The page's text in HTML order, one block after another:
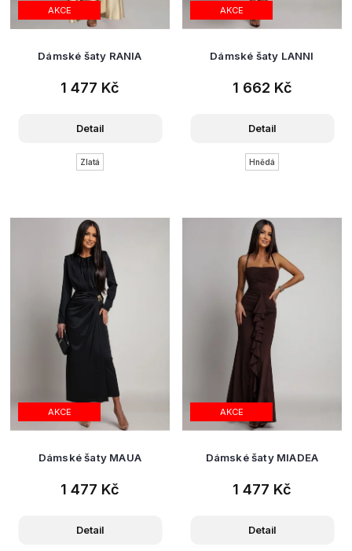
AKCE
Dámské šaty RANIA
1 477 Kč
Detail
Zlatá
AKCE
Dámské šaty LANNI
1 662 Kč
Detail
Hnědá
AKCE
Dámské šaty MAUA
1 477 Kč
Detail
AKCE
Dámské šaty MIADEA
1 477 Kč
Detail